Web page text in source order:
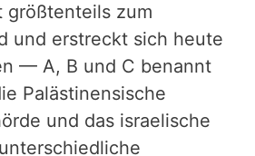
größtenteils zum
und erstreckt sich heute
— A, B und C benannt
Palästinensische
und das israelische